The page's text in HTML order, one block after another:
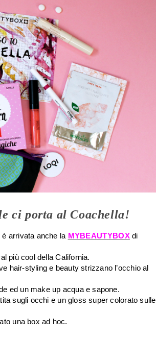
ci porta al Coachella!
arrivata anche la MYBEAUTYBOXdi
più cool della California.
hair-styling e beauty strizzano l’occhio al
ed un make up acqua e sapone.
sugli occhi e un gloss super colorato sulle
una box ad hoc.